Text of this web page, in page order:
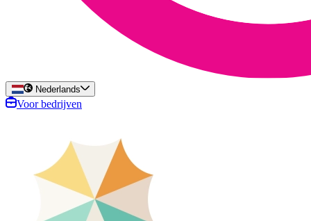
Nederlands
Voor bedrijven